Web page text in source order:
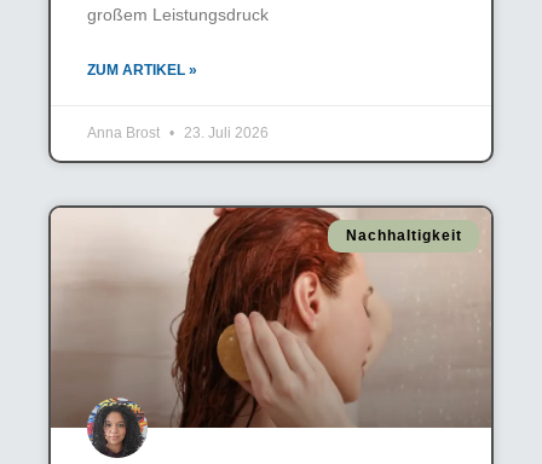
großem Leistungsdruck
ZUM ARTIKEL »
Anna Brost 23. Juli 2026
Nachhaltigkeit